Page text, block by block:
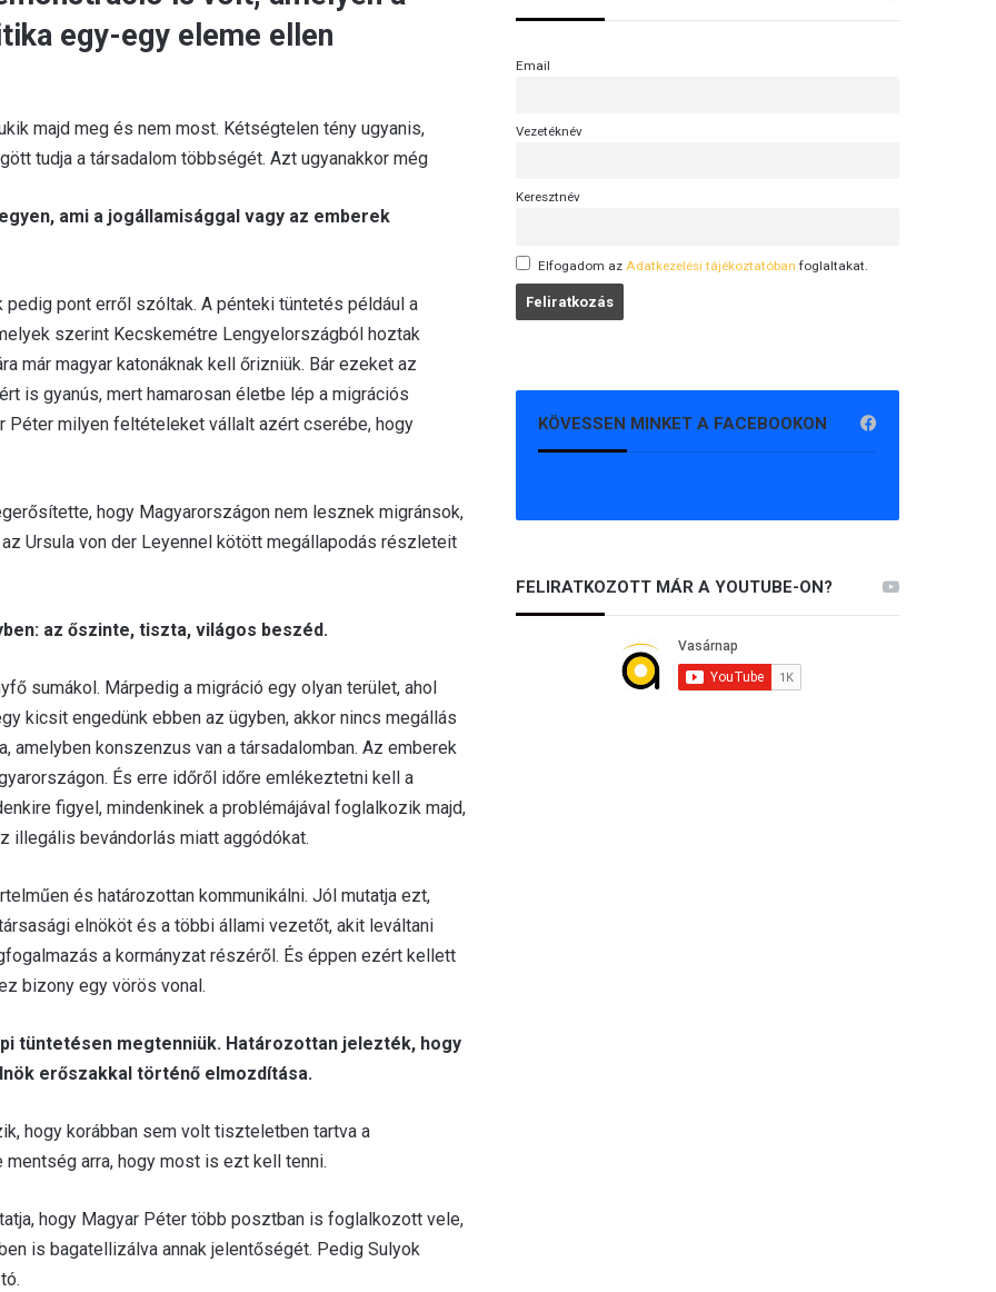
egy-egy eleme ellen
majd meg és nem most. Kétségtelen tény ugyanis,
tudja a társadalom többségét. Azt ugyanakkor még
ami a jogállamisággal vagy az emberek
pont erről szóltak. A pénteki tüntetés például a
szerint Kecskemétre Lengyelországból hoztak
már magyar katonáknak kell őrizniük. Bár ezeket az
is gyanús, mert hamarosan életbe lép a migrációs
Péter milyen feltételeket vállalt azért cserébe, hogy
hogy Magyarországon nem lesznek migránsok,
Ursula von der Leyennel kötött megállapodás részleteit
az őszinte, tiszta, világos beszéd.
sumákol. Márpedig a migráció egy olyan terület, ahol
kicsit engedünk ebben az ügyben, akkor nincs megállás
amelyben konszenzus van a társadalomban. Az emberek
És erre időről időre emlékeztetni kell a
figyel, mindenkinek a problémájával foglalkozik majd,
illegális bevándorlás miatt aggódókat.
és határozottan kommunikálni. Jól mutatja ezt,
elnököt és a többi állami vezetőt, akit leváltani
a kormányzat részéről. És éppen ezért kellett
bizony egy vörös vonal.
tüntetésen megtenniük. Határozottan jelezték, hogy
erőszakkal történő elmozdítása.
hogy korábban sem volt tiszteletben tartva a
arra, hogy most is ezt kell tenni.
hogy Magyar Péter több posztban is foglalkozott vele,
is bagatellizálva annak jelentőségét. Pedig Sulyok
Email
Vezetéknév
Keresztnév
Elfogadom az Adatkezelési tájékoztatóban foglaltakat.
KÖVESSEN MINKET A FACEBOOKON
FELIRATKOZOTT MÁR A YOUTUBE-ON?